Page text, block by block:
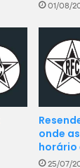
01/08/
onde
horário
25/07/